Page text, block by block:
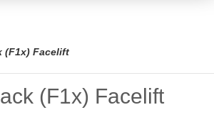
(F1x) Facelift
(F1x) Facelift